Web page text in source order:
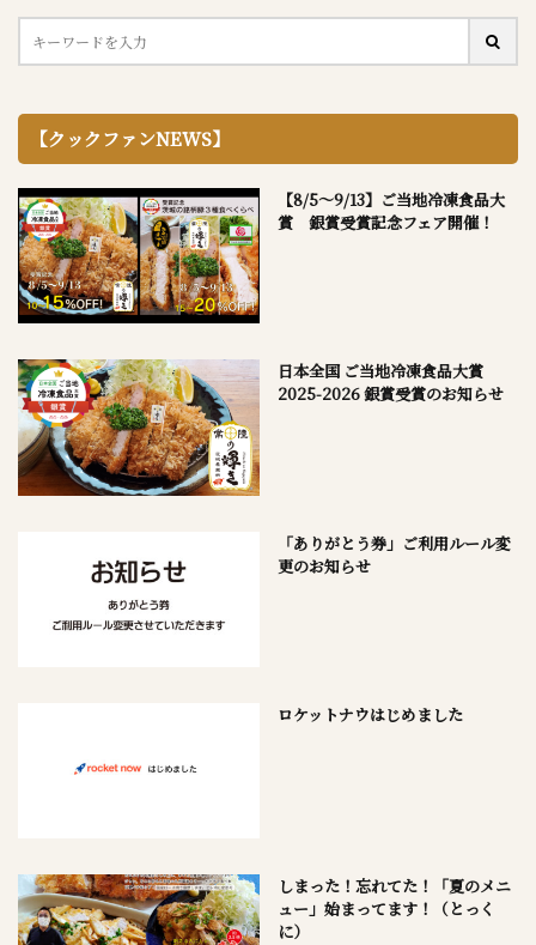
【クックファンNEWS】
【8/5～9/13】ご当地冷凍食品大
賞 銀賞受賞記念フェア開催！
日本全国 ご当地冷凍食品大賞
2025-2026 銀賞受賞のお知らせ
「ありがとう券」ご利用ルール変
更のお知らせ
ロケットナウはじめました
しまった！忘れてた！「夏のメニ
ュー」始まってます！（とっく
に）